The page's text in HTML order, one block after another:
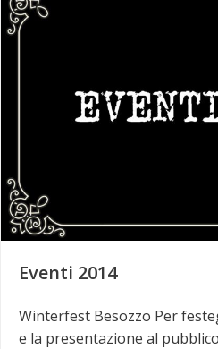
Eventi 2014
Winterfest Besozzo Per
e la presentazione al